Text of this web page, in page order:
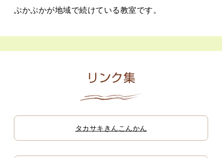
ぷかぷかが地域で続けている教室です。
リンク集
タカサキきんこんかん